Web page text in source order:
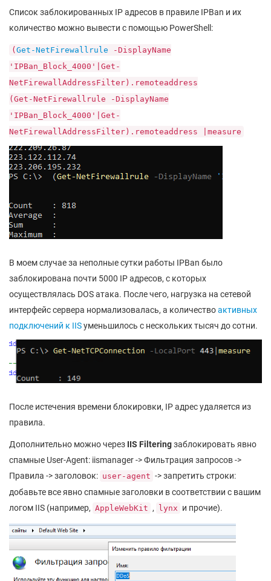
Список заблокированных IP адресов в правиле IPBan и их
количество можно вывести с помощью PowerShell:
( Get-NetFirewallrule -DisplayName
'IPBan_Block_4000'|Get-
NetFirewallAddressFilter).remoteaddress
(Get-NetFirewallrule -DisplayName
'IPBan_Block_4000'|Get-
NetFirewallAddressFilter).remoteaddress |measure
В моем случае за неполные сутки работы IPBan было
заблокирована почти 5000 IP адресов, с которых
осуществлялась DOS атака. После чего, нагрузка на сетевой
интерфейс сервера нормализовалась, а количествоактивных
подключений к IISуменьшилось с нескольких тысяч до сотни.
После истечения времени блокировки, IP адрес удаляется из
правила.
Дополнительно можно через IIS Filteringзаблокировать явно
спамные User-Agent: iismanager -> Фильтрация запросов ->
Правила -> заголовок: user-agent -> запретить строки:
добавьте все явно спамные заголовки в соответствии с вашим
логом IIS (например, AppleWebKit , lynx и прочие).